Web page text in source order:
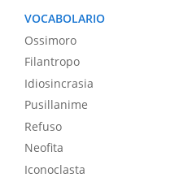
VOCABOLARIO
Ossimoro
Filantropo
Idiosincrasia
Pusillanime
Refuso
Neofita
Iconoclasta